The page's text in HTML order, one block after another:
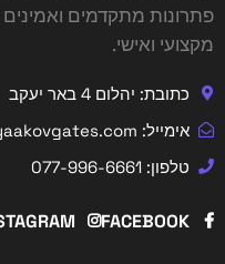
פתרונות מתקדמים
מקצועי ואישי.
כתובת: יהלום 4 באר יעקב
אימייל: by@beeryaakovgates.com
טלפון: 077-996-6661
FACEBOOK